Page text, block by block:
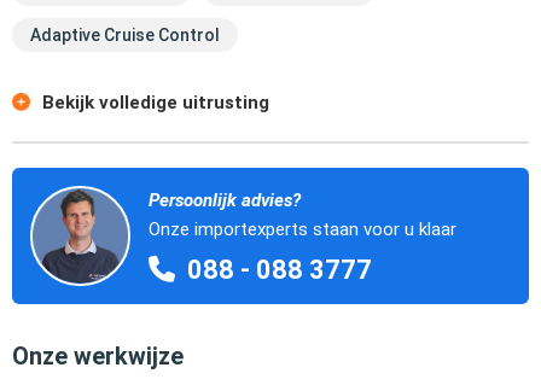
Adaptive Cruise Control
Bekijk volledige uitrusting
Persoonlijk advies?
Onze importexperts staan voor u klaar
088 - 088 3777
Onze werkwijze